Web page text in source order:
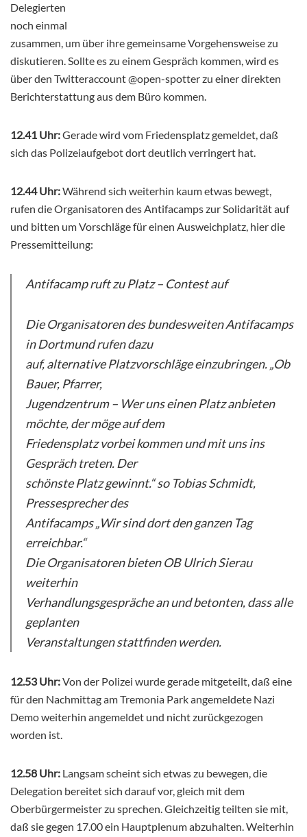
Delegierten
noch einmal
zusammen, um über ihre gemeinsame Vorgehensweise zu
diskutieren. Sollte es zu einem Gespräch kommen, wird es
über den Twitteraccount @open-spotter zu einer direkten
Berichterstattung aus dem Büro kommen.
12.41 Uhr:Gerade wird vom Friedensplatz gemeldet, daß
sich das Polizeiaufgebot dort deutlich verringert hat.
12.44 Uhr:Während sich weiterhin kaum etwas bewegt,
rufen die Organisatoren des Antifacamps zur Solidarität auf
und bitten um Vorschläge für einen Ausweichplatz, hier die
Pressemitteilung:
Antifacamp ruft zu Platz – Contest auf
Die Organisatoren des bundesweiten Antifacamps
in Dortmund rufen dazu
auf, alternative Platzvorschläge einzubringen. „Ob
Bauer, Pfarrer,
Jugendzentrum – Wer uns einen Platz anbieten
möchte, der möge auf dem
Friedensplatz vorbei kommen und mit uns ins
Gespräch treten. Der
schönste Platz gewinnt.“ so Tobias Schmidt,
Pressesprecher des
Antifacamps „Wir sind dort den ganzen Tag
erreichbar.“
Die Organisatoren bieten OB Ulrich Sierau
weiterhin
Verhandlungsgespräche an und betonten, dass alle
geplanten
Veranstaltungen stattfinden werden.
12.53 Uhr:Von der Polizei wurde gerade mitgeteilt, daß eine
für den Nachmittag am Tremonia Park angemeldete Nazi
Demo weiterhin angemeldet und nicht zurückgezogen
worden ist.
12.58 Uhr: Langsam scheint sich etwas zu bewegen, die
Delegation bereitet sich darauf vor, gleich mit dem
Oberbürgermeister zu sprechen. Gleichzeitig teilten sie mit,
daß sie gegen 17.00 ein Hauptplenum abzuhalten. Weiterhin